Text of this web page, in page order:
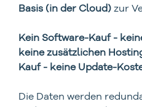
Basis (in der Cloud) zur
Kein Software-Kauf -
keine zusätzlichen
Kauf - keine Update-
Die Daten werden